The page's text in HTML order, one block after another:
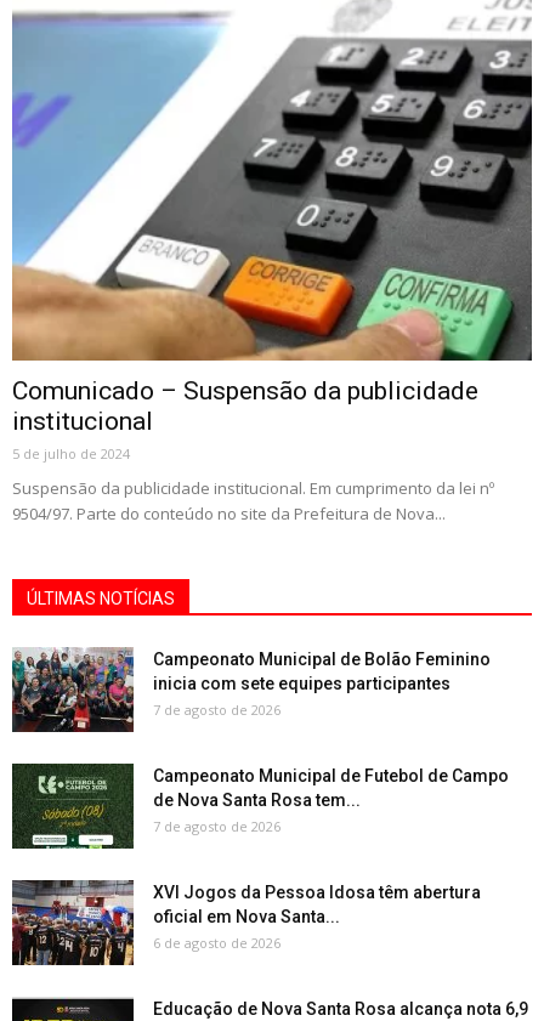
Comunicado – Suspensão da publicidade
institucional
5 de julho de 2024
Suspensão da publicidade institucional. Em cumprimento da lei nº
9504/97. Parte do conteúdo no site da Prefeitura de Nova...
ÚLTIMAS NOTÍCIAS
Campeonato Municipal de Bolão Feminino
inicia com sete equipes participantes
7 de agosto de 2026
Campeonato Municipal de Futebol de Campo
de Nova Santa Rosa tem...
7 de agosto de 2026
XVI Jogos da Pessoa Idosa têm abertura
oficial em Nova Santa...
6 de agosto de 2026
Educação de Nova Santa Rosa alcança nota 6,9